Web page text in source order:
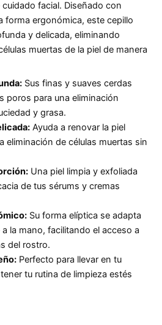
facial. Diseñado con
forma ergonómica, este cepillo
y delicada, eliminando
muertas de la piel de manera
Sus finas y suaves cerdas
poros para una eliminación
y grasa.
Ayuda a renovar la piel
eliminación de células muertas sin
Una piel limpia y exfoliada
de tus sérums y cremas
Su forma elíptica se adapta
la mano, facilitando el acceso a
del rostro.
Perfecto para llevar en tu
tu rutina de limpieza estés